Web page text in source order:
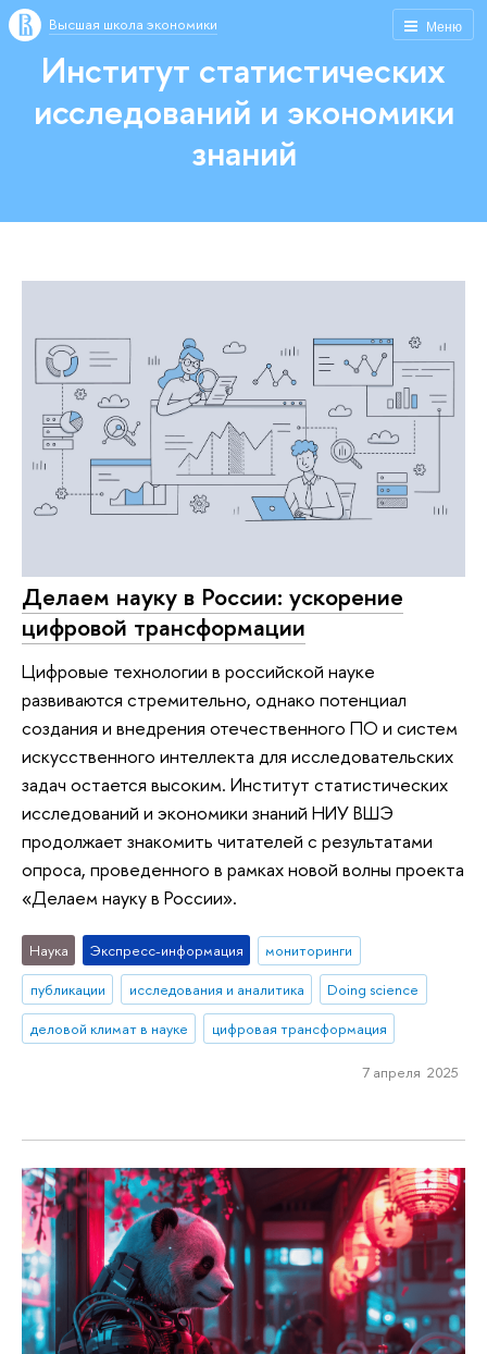
Меню
Высшая школа экономики
Институт статистических
исследований и экономики
знаний
Делаем науку в России: ускорение
цифровой трансформации
Цифровые технологии в российской науке
развиваются стремительно, однако потенциал
создания и внедрения отечественного ПО и систем
искусственного интеллекта для исследовательских
задач остается высоким. Институт статистических
исследований и экономики знаний НИУ ВШЭ
продолжает знакомить читателей с результатами
опроса, проведенного в рамках новой волны проекта
«Делаем науку в России».
Наука Экспресс-информация
мониторинги
публикации
исследования и аналитика
Doing science
деловой климат в науке
цифровая трансформация
7 апреля 2025